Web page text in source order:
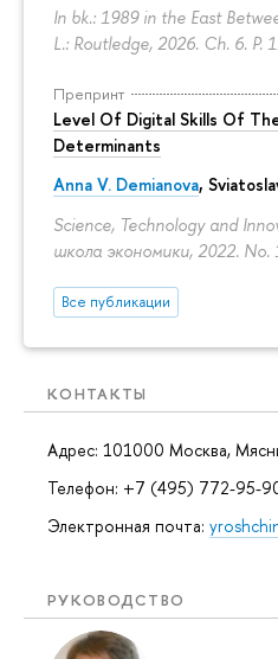
In bk.: 1989 in the East
L.: Routledge, 2026. Ch. 6. P.
Препринт
Level Of Digital Skills Of
Determinants
Anna V. Demianova,
Science, Technology and
школа экономики, 2022. No.
Все публикации
КОНТАКТЫ
Адрес: 101000 Москва,
Телефон: +7 (495) 772-95-
Электронная почта:
РУКОВОДСТВО